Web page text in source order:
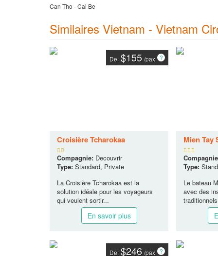
Can Tho - Cai Be
Similaires Vietnam - Vietnam
De: $155 /pax
Croisière Tcharokaa
Compagnie: Decouvrir
Type: Standard, Private
La Croisière Tcharokaa est la
solution idéale pour les voyageurs
qui veulent sortir...
En savoir plus
Mien Tay
Type:
Le bateau
avec des
De: $246 /pax